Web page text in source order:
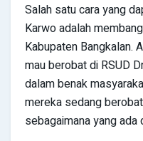
Salah satu cara yang
Karwo adalah
Kabupaten Bangkalan.
mau berobat di RSUD
dalam benak
mereka sedang
sebagaimana yang ada